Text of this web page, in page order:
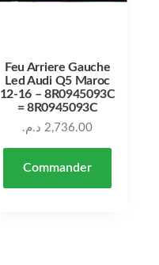
Feu Arriere Gauche
Led Audi Q5 Maroc
12-16 – 8R0945093C
= 8R0945093C
2,736.00 د.م.
Commander